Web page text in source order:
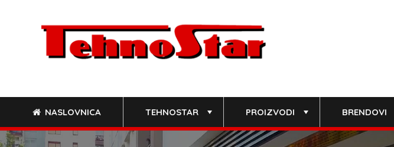
NASLOVNICA TEHNOSTAR PROIZVODI BRENDOVI